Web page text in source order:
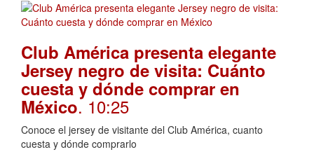
Club América presenta elegante
Jersey negro de visita: Cuánto
cuesta y dónde comprar en
México. 10:25
Conoce el jersey de visitante del Club América, cuanto
cuesta y dónde comprarlo